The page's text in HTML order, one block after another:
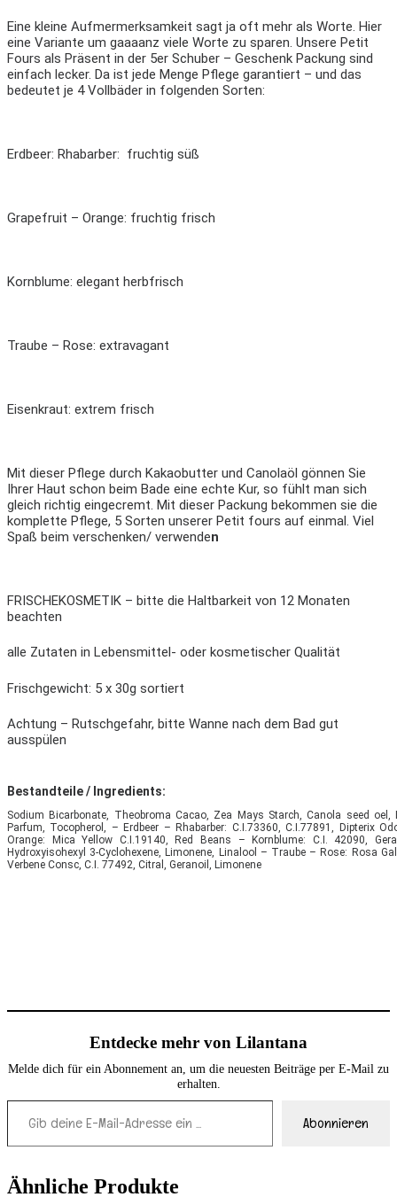
Eine kleine Aufmermerksamkeit sagt ja oft mehr als Worte. Hier
eine Variante um gaaaanz viele Worte zu sparen. Unsere Petit
Fours als Präsent in der 5er Schuber – Geschenk Packung sind
einfach lecker. Da ist jede Menge Pflege garantiert – und das
bedeutet je 4 Vollbäder in folgenden Sorten:
Erdbeer: Rhabarber: fruchtig süß
Grapefruit – Orange: fruchtig frisch
Kornblume: elegant herbfrisch
Traube – Rose: extravagant
Eisenkraut: extrem frisch
Mit dieser Pflege durch Kakaobutter und Canolaöl gönnen Sie
Ihrer Haut schon beim Bade eine echte Kur, so fühlt man sich
gleich richtig eingecremt. Mit dieser Packung bekommen sie die
komplette Pflege, 5 Sorten unserer Petit fours auf einmal. Viel
Spaß beim verschenken/ verwenden
FRISCHEKOSMETIK – bitte die Haltbarkeit von 12 Monaten
beachten
alle Zutaten in Lebensmittel- oder kosmetischer Qualität
Frischgewicht: 5 x 30g sortiert
Achtung – Rutschgefahr, bitte Wanne nach dem Bad gut
ausspülen
Bestandteile / Ingredients:
Sodium Bicarbonate, Theobroma Cacao, Zea Mays Starch, Canola seed oel,
Parfum, Tocopherol, – Erdbeer – Rhabarber: C.I.73360, C.I.77891, Dipterix
Orange: Mica Yellow C.I.19140, Red Beans – Kornblume: C.I. 42090,
Hydroxyisohexyl 3-Cyclohexene, Limonene, Linalool – Traube – Rose: Rosa
Verbene Consc, C.I. 77492, Citral, Geranoil, Limonene
Entdecke mehr von Lilantana
Melde dich für ein Abonnement an, um die neuesten Beiträge per E-Mail zu
erhalten.
Gib deine E-Mail-Adresse ein ...
Abonnieren
Ähnliche Produkte